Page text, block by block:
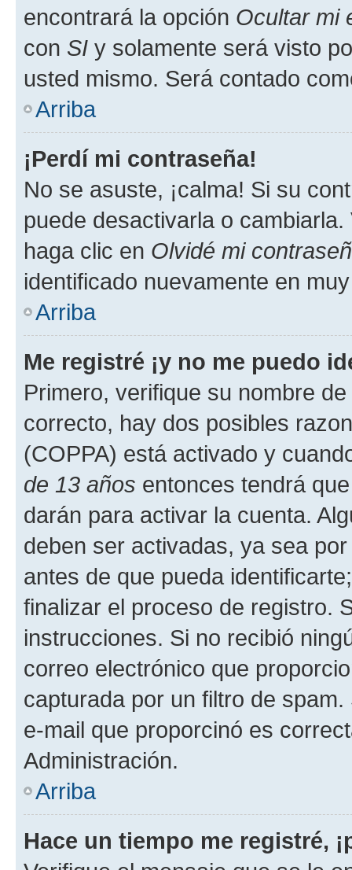
encontrará la opción Ocultar mi
con SI y solamente será visto
usted mismo. Será contado
Arriba
¡Perdí mi contraseña!
No se asuste, ¡calma! Si su
puede desactivarla o
haga clic en Olvidé mi
identificado nuevamente en
Arriba
Me registré ¡y no me puedo
Primero, verifique su nombre
correcto, hay dos posibles
(COPPA) está activado y
de 13 años entonces tendrá
darán para activar la cuenta.
deben ser activadas, ya sea
antes de que pueda
finalizar el proceso de registro.
instrucciones. Si no recibió
correo electrónico que
capturada por un filtro de
e-mail que proporcinó es
Administración.
Arriba
Hace un tiempo me registré,